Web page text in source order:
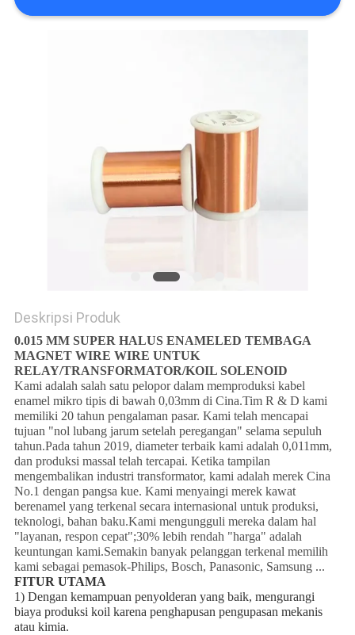
SITEMAP
Deskripsi Produk
0.015 MM SUPER HALUS ENAMELED TEMBAGA
MAGNET WIRE WIRE UNTUK
RELAY/TRANSFORMATOR/KOIL SOLENOID
Kami adalah salah satu pelopor dalam memproduksi kabel
enamel mikro tipis di bawah 0,03mm di Cina.Tim R & D kami
memiliki 20 tahun pengalaman pasar. Kami telah mencapai
tujuan "nol lubang jarum setelah peregangan" selama sepuluh
tahun.Pada tahun 2019, diameter terbaik kami adalah 0,011mm,
dan produksi massal telah tercapai. Ketika tampilan
mengembalikan industri transformator, kami adalah merek Cina
No.1 dengan pangsa kue. Kami menyaingi merek kawat
berenamel yang terkenal secara internasional untuk produksi,
teknologi, bahan baku.Kami mengungguli mereka dalam hal
"layanan, respon cepat";30% lebih rendah "harga" adalah
keuntungan kami.Semakin banyak pelanggan terkenal memilih
kami sebagai pemasok-Philips, Bosch, Panasonic, Samsung ...
FITUR UTAMA
1) Dengan kemampuan penyolderan yang baik, mengurangi
biaya produksi koil karena penghapusan pengupasan mekanis
atau kimia.